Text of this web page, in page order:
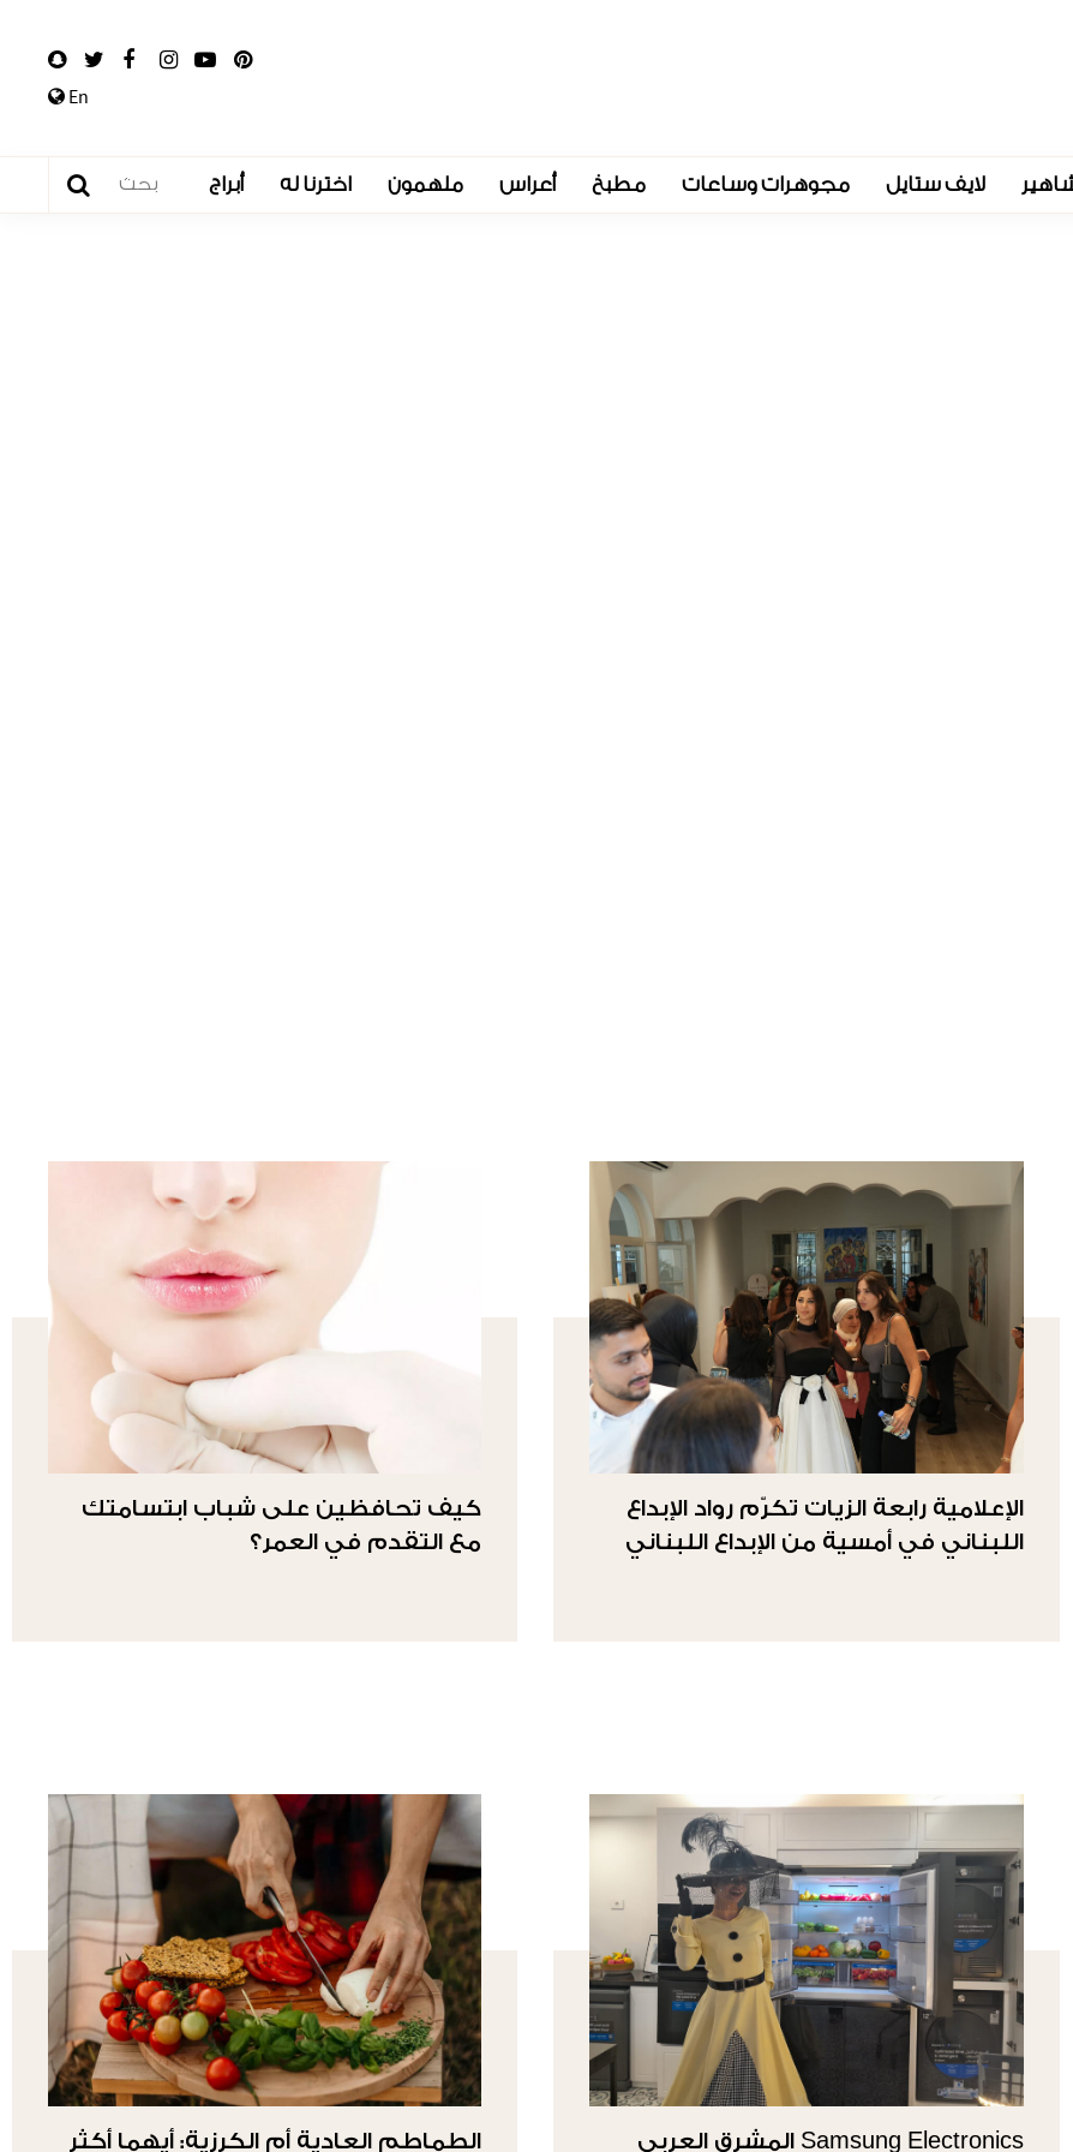
En
لايف ستايل مجوهرات وساعات مطبخ أعراس ملهمون اخترنا له أبراج
الإعلامية رابعة الزيات تكرّم رواد الإبداع
اللبناني في أمسية من الإبداع اللبناني
كيف تحافظين على شباب ابتسامتك
مع التقدم في العمر؟
Samsung Electronics المشرق العربي الطماطم العادية أم الكرزية: أيهما أكثر